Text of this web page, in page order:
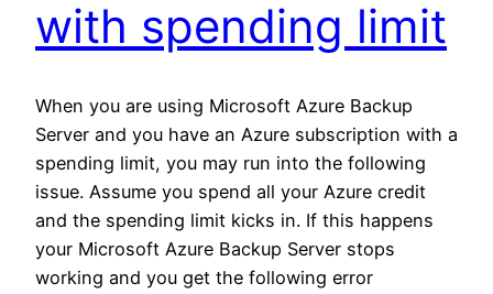
with spending limit
When you are using Microsoft Azure Backup
Server and you have an Azure subscription with a
spending limit, you may run into the following
issue. Assume you spend all your Azure credit
and the spending limit kicks in. If this happens
your Microsoft Azure Backup Server stops
working and you get the following error